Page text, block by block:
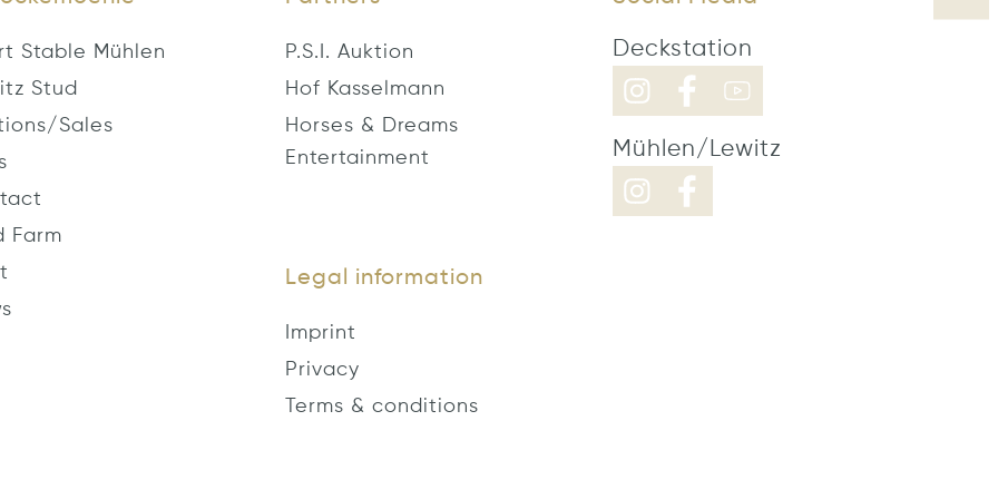
Stable Mühlen
Stud
Sales
Farm
P.S.I. Auktion
Hof Kasselmann
Horses & Dreams
Entertainment
Legal information
Imprint
Privacy
Terms & conditions
Deckstation
Mühlen/Lewitz